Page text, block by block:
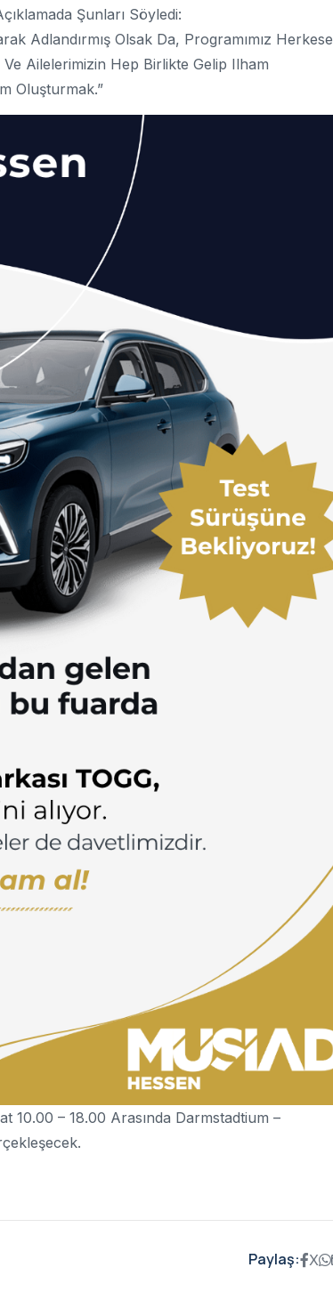
Şunları Söyledi:
Adlandırmış Olsak Da, Programımız Herkese
Ailelerimizin Hep Birlikte Gelip Ilham
Oluşturmak.”
10.00 – 18.00 Arasında Darmstadtium –
Paylaş: X